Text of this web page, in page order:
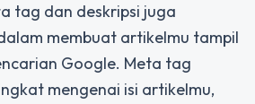
tag dan deskripsi juga
membuat artikelmu tampil
Google. Meta tag
mengenai isi artikelmu,